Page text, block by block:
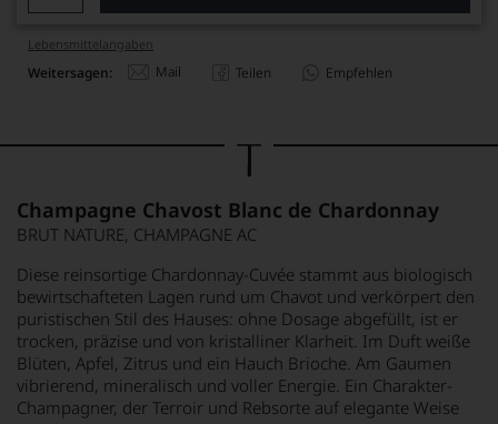
Lebensmittel­angaben
Weitersagen: Mail Teilen Empfehlen
Champagne Chavost Blanc de Chardonnay
BRUT NATURE, CHAMPAGNE AC
Diese reinsortige Chardonnay-Cuvée stammt aus biologisch
bewirtschafteten Lagen rund um Chavot und verkörpert den
puristischen Stil des Hauses: ohne Dosage abgefüllt, ist er
trocken, präzise und von kristalliner Klarheit. Im Duft weiße
Blüten, Apfel, Zitrus und ein Hauch Brioche. Am Gaumen
vibrierend, mineralisch und voller Energie. Ein Charakter-
Champagner, der Terroir und Rebsorte auf elegante Weise